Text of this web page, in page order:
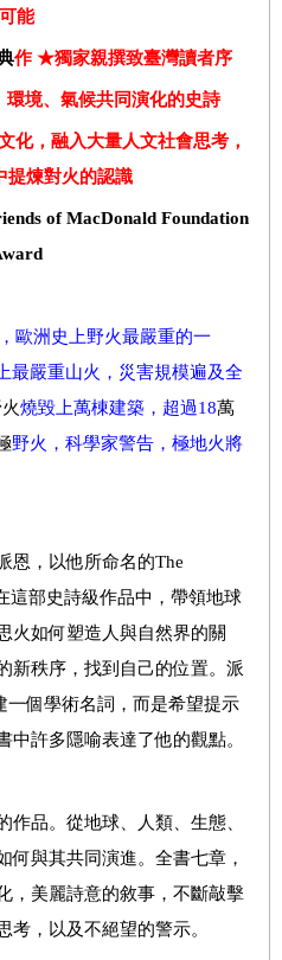
可能
作 ★獨家親撰致臺灣讀者序
環境、氣候共同演化的史詩
化，融入大量人文社會思考，
提煉對火的認識
of MacDonald Foundation
歐洲史上野火最嚴重的一
最嚴重山火 ， 災害規模遍及全
燒毀上萬棟建築，超過18萬
野火 ， 科學家警告， 極地火將
恩，以他所命名的The
部史詩級作品中，帶領地球
火如何塑造人與自然界的關
新秩序，找到自己的位置。派
一個學術名詞，而是希望提示
中許多隱喻表達了他的觀點。
作品。從地球、人類、生態、
何與其共同演進。全書七章，
，美麗詩意的敘事，不斷敲擊
考，以及不絕望的警示。